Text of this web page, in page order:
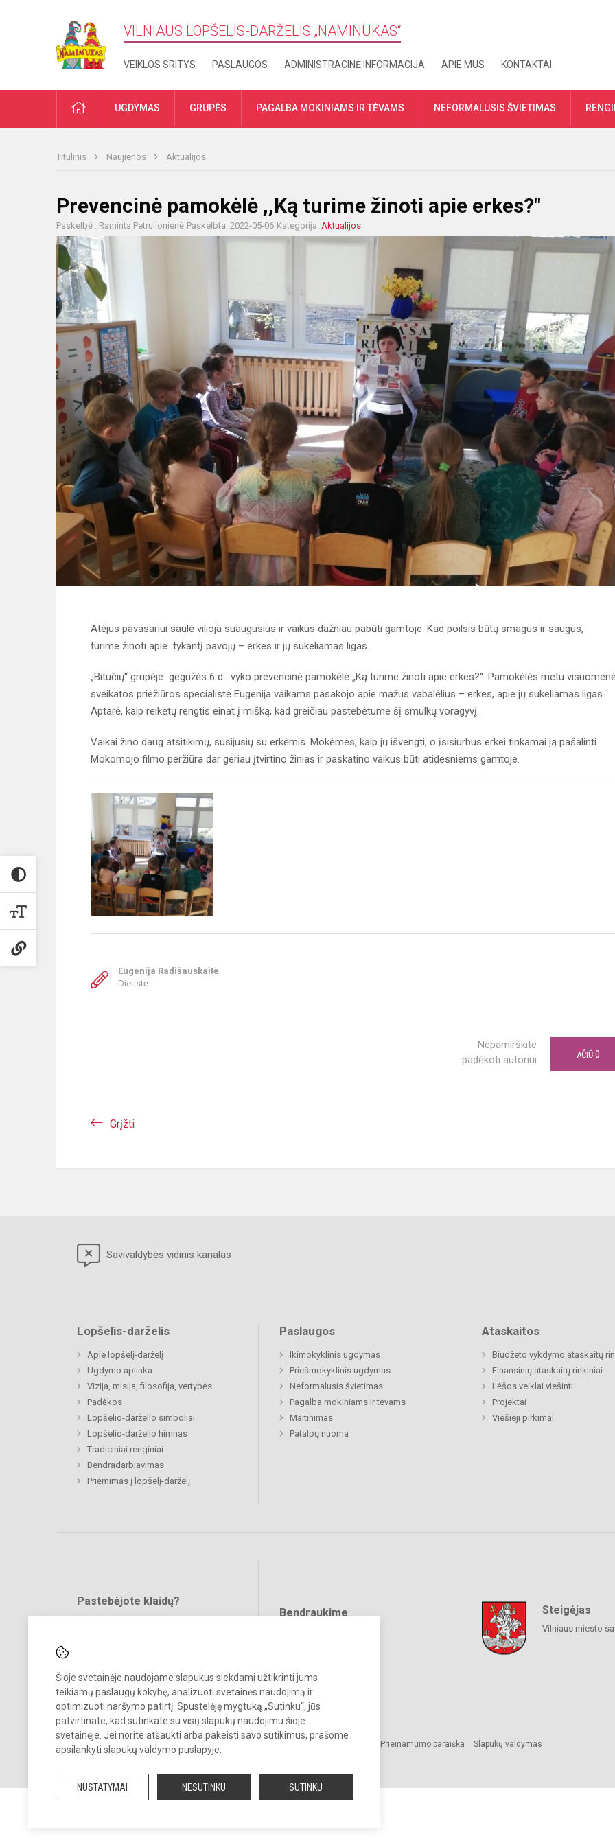
Šioje svetainėje naudojame slapukus siekdami užtikrinti jums
teikiamų paslaugų kokybę, analizuoti svetainės naudojimą ir
optimizuoti naršymo patirtį. Spustelėję mygtuką „Sutinku“, jūs
patvirtinate, kad sutinkate su visų slapukų naudojimu šioje
svetainėje. Jei norite atšaukti arba pakeisti savo sutikimus, prašome
apsilankyti slapukų valdymo puslapyje
NUSTATYMAI NESUTINKU SUTINKU
VILNIAUS LOPŠELIS-DARŽELIS „​NAMINUKAS“
VEIKLOS SRITYS PASLAUGOS ADMINISTRACINĖ INFORMACIJA APIE MUS KONTAKTAI
PRADŽIAUGDYMAS GRUPĖS PAGALBA MOKINIAMS IR TĖVAMS NEFORMALUSIS ŠVIETIMAS
Titulinis Naujienos Aktualijos
Prevencinė pamokėlė ,,Ką turime žinoti apie erkes?"
Paskelbė : Raminta Petrulionienė Paskelbta: 2022-05-06 Kategorija: Aktualijos
Atėjus pavasariui saulė vilioja suaugusius ir vaikus dažniau pabūti gamtoje. Kad poilsis būtų smagus ir saugus,
turime žinoti apie tykantį pavojų – erkes ir jų sukeliamas ligas.
„Bitučių“ grupėje gegužės 6 d. vyko prevencinė pamokėlė „Ką turime žinoti apie erkes?“. Pamokėlės metu
sveikatos priežiūros specialistė Eugenija vaikams pasakojo apie mažus vabalėlius – erkes, apie jų sukeliamas ligas.
Aptarė, kaip reikėtų rengtis einat į mišką, kad greičiau pastebėtume šį smulkų voragyvį.
Vaikai žino daug atsitikimų, susijusių su erkėmis. Mokėmės, kaip jų išvengti, o įsisiurbus erkei tinkamai ją pašalinti.
Mokomojo filmo peržiūra dar geriau įtvirtino žinias ir paskatino vaikus būti atidesniems gamtoje.
Eugenija Radišauskaitė
Dietistė
Nepamirškite
padėkoti autoriui
AČIŪ 0
Grįžti
Savivaldybės vidinis kanalas
Lopšelis-darželis
Apie lopšelį-darželį
Ugdymo aplinka
Vizija, misija, filosofija, vertybės
Padėkos
Lopšelio-darželio simboliai
Lopšelio-darželio himnas
Tradiciniai renginiai
Bendradarbiavimas
Priėmimas į lopšelį-darželį
Paslaugos
Ikimokyklinis ugdymas
Priešmokyklinis ugdymas
Neformalusis švietimas
Pagalba mokiniams ir tėvams
Maitinimas
Patalpų nuoma
Ataskaitos
Biudžeto vykdymo ataskaitų
Finansinių ataskaitų rinkiniai
Lėšos veiklai viešinti
Projektai
Viešieji pirkimai
Pastebėjote klaidų?
Bendraukime Steigėjas
Vilniaus miesto
© 2022. Vilniaus lopšelis darželis Naminukas. Visos teisės saugomos.
Kopijuoti turinį be raštiško darželio administracijos sutikimo griežtai
Prieinamumo paraiška Slapukų valdymas